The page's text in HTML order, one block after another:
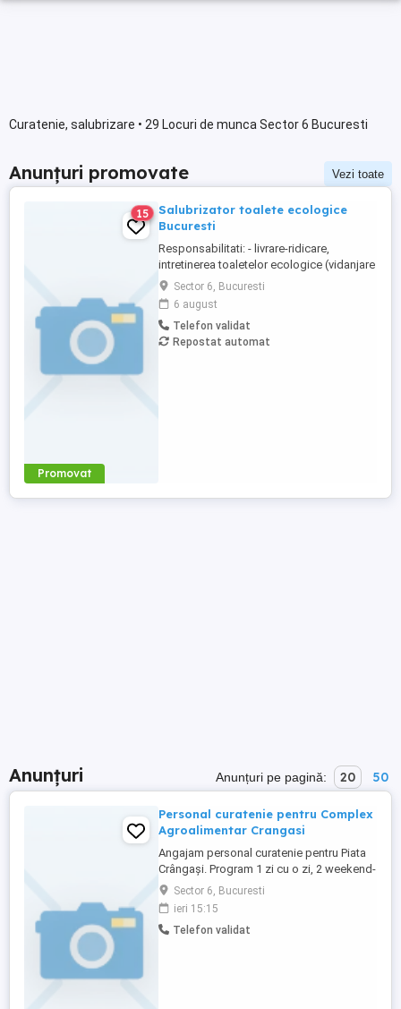
Curatenie, salubrizare • 29 Locuri de munca Sector 6 Bucuresti
Anunțuri promovate Vezi toate
Promovat
15
Salubrizator toalete ecologice
Bucuresti
Responsabilitati: - livrare-ridicare,
intretinerea toaletelor ecologice (vidanjare
,spalare interior-exterior, completare
consumabile) cu autovidanje de 3.5T,
echipaj format din sofer si salubrizator
Oferta: - contract de munca pe durata
nedeterminata - 2850 lei salariu net - 800
Sector 6, Bucuresti
6 august
Telefon validat
Repostat automat
Anunțuri Anunțuri pe pagină: 20 50
Personal curatenie pentru Complex
Agroalimentar Crangasi
Angajam personal curatenie pentru Piata
Crângași. Program 1 zi cu o zi, 2 weekend-
uri pe luna. Alte detalii si fisa postului se
vor discuta la interviu.
Sector 6, Bucuresti
ieri 15:15
Telefon validat